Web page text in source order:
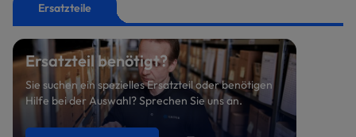
Ersatzteile
Ersatzteil benötigt?
Sie suchen ein spezielles Ersatzteil oder benötigen
Hilfe bei der Auswahl? Sprechen Sie uns an.